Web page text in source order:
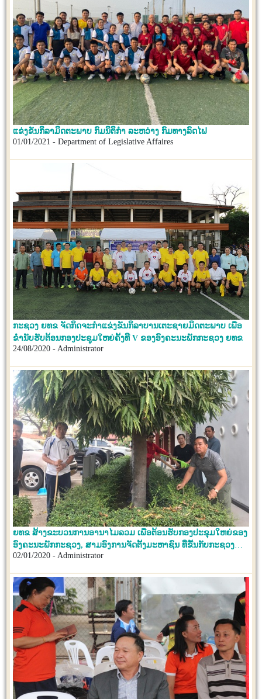
ແຂ່ງຂັນກິລາມິດຕະພາບ ກົມນິຕິກຳ ລະຫວ່າງ ກົມທາງລົດໄຟ
01/01/2021 - Department of Legislative Affaires
ກະຊວງ ຍທຂ ຈັດກິດຈະກຳແຂ່ງຂັນກິລາບານເຕະຊາຍມິດຕະພາບ ເພື່ອ
ຂ່ຳນັບຮັບຕ້ອນກອງປະຊຸມໃຫຍ່ຄັ້ງທີ V ຂອງອົງຄະນະພັກກະຊວງ ຍທຂ
24/08/2020 - Administrator
ຍທຂ ສ້າງຂະບວນການອານາໄມລວມ ເພື່ອຕ້ອນຮັບກອງປະຂຸມໃຫຍ່ຂອງ
ອົງຄະນະພັກກະຊວງ, ສາມອົງການຈັດຕັ້ງມະຫາຊົນ ທີ່ຂື້ນກັບກະຊວງ
ແລະ ກອງປະຊຸມໃຫຍ່ຂອງບັນດາຮາກຖານພັກ ຫ້ອງການ, ກົມ, ກອງ
02/01/2020 - Administrator